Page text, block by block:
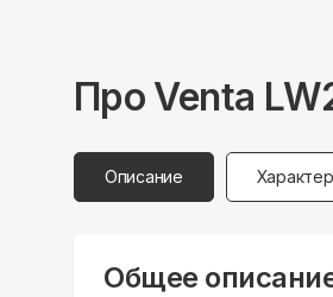
Про Venta
Описание
Общее